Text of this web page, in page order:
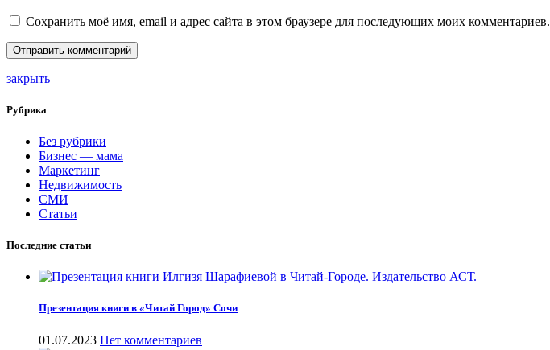
Сохранить моё имя, email и адрес сайта в этом браузере для последующих моих комментариев.
закрыть
Рубрика
Без рубрики
Бизнес — мама
Маркетинг
Недвижимость
СМИ
Статьи
Последние статьи
Презентация книги в «Читай Город» Сочи
01.07.2023 Нет комментариев